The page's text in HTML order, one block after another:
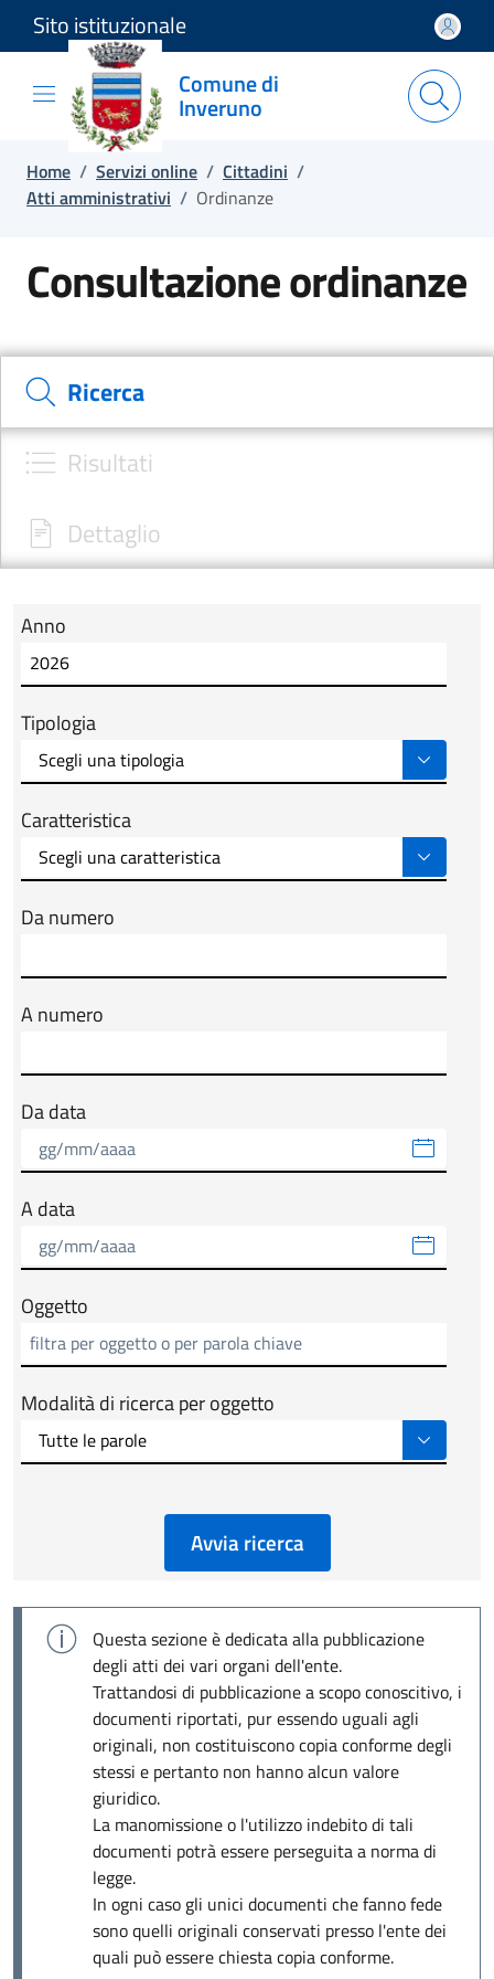
Salta e vai al contenuto
Salta e vai al footer
Sito istituzionale
Comune di
Inveruno
Home / Servizi online / Cittadini /
Atti amministrativi / Ordinanze
Consultazione ordinanze
Cerca il documento e consulta il dettaglio
Ricerca
Risultati
Dettaglio
Modulo tab_ricerca_form
Anno
Tipologia
Caratteristica
Da numero
A numero
Da data
A data
Oggetto
Modalità di ricerca per oggetto
Avvia ricerca
Questa sezione è dedicata alla pubblicazione
degli atti dei vari organi dell'ente.
Trattandosi di pubblicazione a scopo conoscitivo, i
documenti riportati, pur essendo uguali agli
originali, non costituiscono copia conforme degli
stessi e pertanto non hanno alcun valore
giuridico.
La manomissione o l'utilizzo indebito di tali
documenti potrà essere perseguita a norma di
legge.
In ogni caso gli unici documenti che fanno fede
sono quelli originali conservati presso l'ente dei
quali può essere chiesta copia conforme.